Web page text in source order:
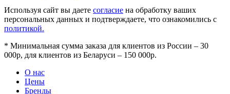
Используя сайт вы даете согласие на обработку ваших
персональных данных и подтверждаете, что ознакомились с
политикой.
* Минимальная сумма заказа для клиентов из России – 30
000р, для клиентов из Беларуси – 150 000р.
О нас
Цены
Бренды